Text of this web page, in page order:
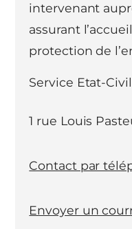
intervenant
assurant
protection de
Service Etat-
1 rue Louis
Contact par
Envoyer un